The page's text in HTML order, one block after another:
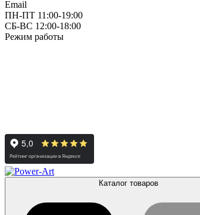
Email
ПН-ПТ 11:00-19:00
СБ-ВС 12:00-18:00
Режим работы
Каталог товаров